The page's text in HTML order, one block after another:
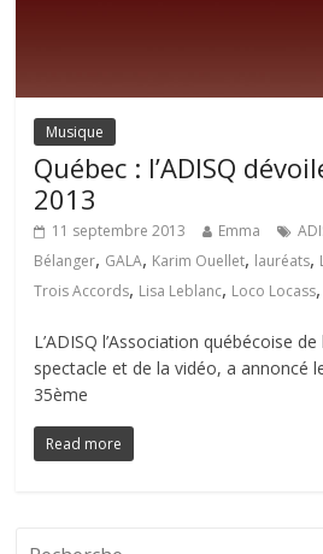
Musique
Québec : l’ADISQ
2013
11 septembre 2013 Emma
Bélanger, GALA, Karim Ouellet, lauréats,
Trois Accords, Lisa Leblanc, Loco Locass,
L’ADISQ l’Association québécoise
spectacle et de la vidéo, a annoncé
35ème
Read more